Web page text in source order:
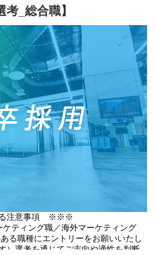
のお客様となる企業様におけるブラ
ーケティング活動を支援するため
データベースや公開された動画コン
析し、クリエイターと案件のマッチ
コンテクスト・ドリブン・マーケテ
を推進し挑戦を続けています。
ては、それぞれの事業に
ト「UUUM ONE for Creators」
ダクト「Influencer PORT」
ています。
ト：UUUM ONE for Creators」
ッチポイントであるWebやプッシュ
し、クリエイターの収益やコンテンツ
最大化や創作活動の効率化のための
リソースの提供を行っていくことを
やTiktokなど新たなプラット
ターの収益モデルは動画による広告
リプションやギフティング、ECやリ
しており業界全体が成長しているた
_総合職】
注意事項 ※※※
ケティング職／海外マーケティング
る職種にエントリーをお願いいたし
）選考を通じてご志向や適性を判断